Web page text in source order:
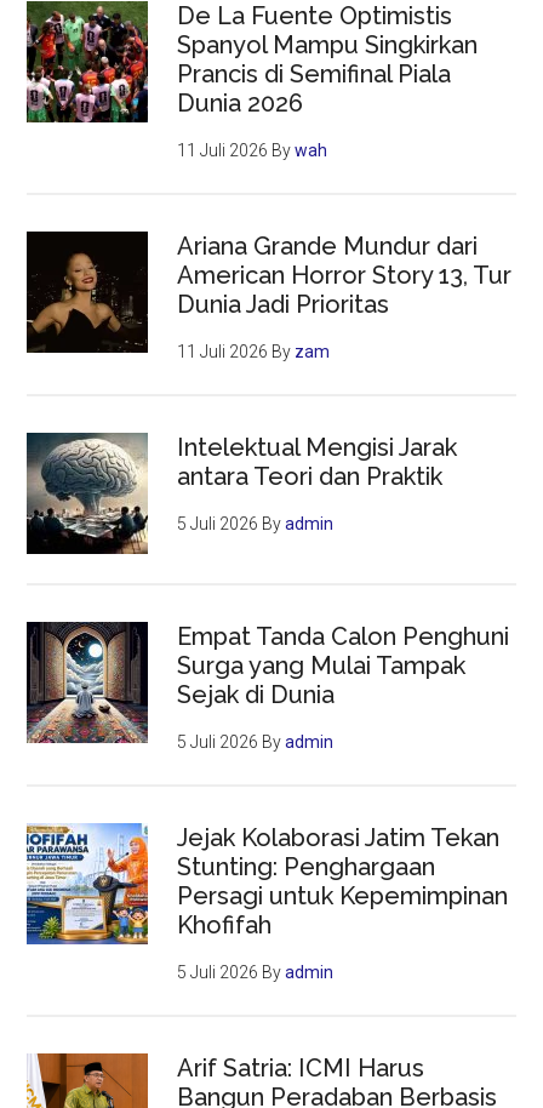
De La Fuente Optimistis
Spanyol Mampu Singkirkan
Prancis di Semifinal Piala
Dunia 2026
11 Juli 2026 Bywah
Ariana Grande Mundur dari
American Horror Story 13, Tur
Dunia Jadi Prioritas
11 Juli 2026 By zam
Intelektual Mengisi Jarak
antara Teori dan Praktik
5 Juli 2026 Byadmin
Empat Tanda Calon Penghuni
Surga yang Mulai Tampak
Sejak di Dunia
5 Juli 2026 Byadmin
Jejak Kolaborasi Jatim Tekan
Stunting: Penghargaan
Persagi untuk Kepemimpinan
Khofifah
5 Juli 2026 Byadmin
Arif Satria: ICMI Harus
Bangun Peradaban Berbasis